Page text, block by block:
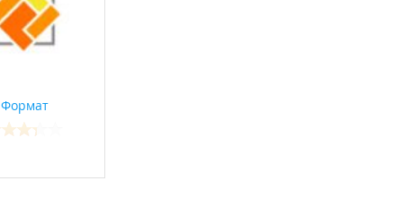
Формат